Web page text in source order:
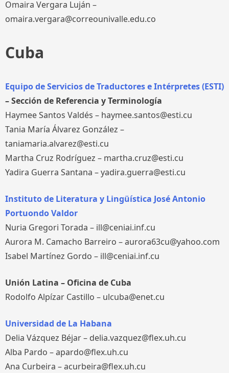
Omaira Vergara Luján –
omaira.vergara@correounivalle.edu.co
Cuba
Equipo de Servicios de Traductores e Intérpretes (ESTI)
– Sección de Referencia y Terminología
Haymee Santos Valdés – haymee.santos@esti.cu
Tania María Álvarez González –
taniamaria.alvarez@esti.cu
Martha Cruz Rodríguez – martha.cruz@esti.cu
Yadira Guerra Santana – yadira.guerra@esti.cu
Instituto de Literatura y Lingüística José Antonio
Portuondo Valdor
Nuria Gregori Torada – ill@ceniai.inf.cu
Aurora M. Camacho Barreiro – aurora63cu@yahoo.com
Isabel Martínez Gordo – ill@ceniai.inf.cu
Unión Latina – Oficina de Cuba
Rodolfo Alpízar Castillo – ulcuba@enet.cu
Universidad de La Habana
Delia Vázquez Béjar – delia.vazquez@flex.uh.cu
Alba Pardo – apardo@flex.uh.cu
Ana Curbeira – acurbeira@flex.uh.cu